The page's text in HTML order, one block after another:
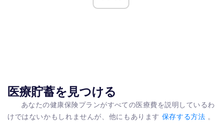
医療貯蓄を見つける
あなたの健康保険プランがすべての医療費を説明しているわ
けではないかもしれませんが、他にもあります 保存する方法 。